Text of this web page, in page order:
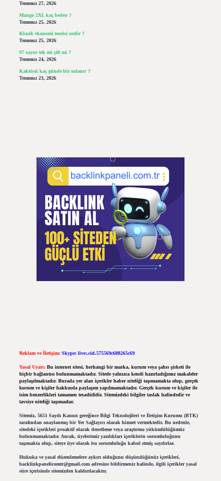
Temmuz 27, 2026
Mango 2XL kaç beden ?
Temmuz 25, 2026
Klasik ekonomi teorisi nedir ?
Temmuz 25, 2026
97 sayısı tek mi çift mi ?
Temmuz 24, 2026
Kaktüsü kaç günde bir sulanır ?
Temmuz 23, 2026
Reklam ve İletişim: Skype: live:.cid.575569c608265c69
Yasal Uyarı: Bu internet sitesi, herhangi bir marka, kurum veya şahıs şirketi ile
hiçbir bağlantısı bulunmamaktadır. Sitede yalnızca kendi hazırladığımız makaleler
paylaşılmaktadır. Burada yer alan içerikler haber niteliği taşımamakta olup, gerçek
kurum ve kişiler hakkında paylaşım yapılmamaktadır. Gerçek kurum ve kişiler ile
isim benzerlikleri tamamen tesadüfidir. Sitemizdeki bilgiler taslak halindedir ve
tavsiye niteliği taşımazlar.
Sitemiz, 5651 Sayılı Kanun gereğince Bilgi Teknolojileri ve İletişim Kurumu (BTK)
tarafından onaylanmış bir Yer Sağlayıcı olarak hizmet vermektedir. Bu nedenle,
sitedeki içerikleri proaktif olarak denetleme veya araştırma yükümlülüğümüz
bulunmamaktadır. Ancak, üyelerimiz yazdıkları içeriklerin sorumluluğunu
taşımakta olup, siteye üye olarak bu sorumluluğu kabul etmiş sayılırlar.
Hukuka ve yasal düzenlemelere aykırı olduğunu düşündüğünüz içerikleri,
backlinkpanelicomtr@gmail.comadresine bildirmeniz halinde, ilgili içerikler yasal
süre içerisinde sitemizden kaldırılacaktır.